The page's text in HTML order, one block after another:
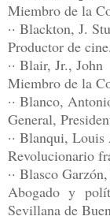
Miembro de la
·· Blackton, J.
Productor de cine.
·· Blair, Jr., John
Miembro de la
·· Blanco,
General,
·· Blanqui, Louis
Revolucionario
·· Blasco
Abogado y
Sevillana de